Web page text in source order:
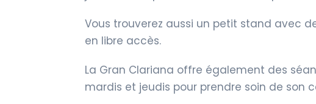
Vous trouverez aussi un petit stand avec
en libre accès.
La Gran Clariana offre également des
mardis et jeudis pour prendre soin de son